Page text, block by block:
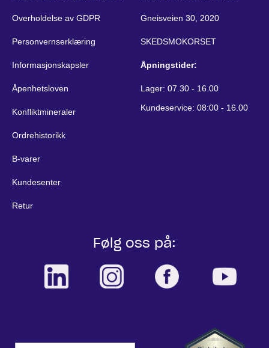
Overholdelse av GDPR
Personvernserklæring
Informasjonskapsler
Åpenhetsloven
Konfliktmineraler
Ordrehistorikk
B-varer
Kundesenter
Retur
Gneisveien 30, 2020
SKEDSMOKORSET
Åpningstider:
Lager: 07.30 - 16.00
Kundeservice: 08:00 - 16.00
Følg oss på: